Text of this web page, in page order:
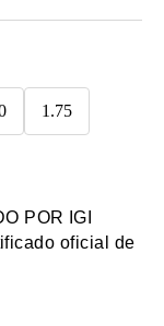
1.75
POR IGI
oficial de